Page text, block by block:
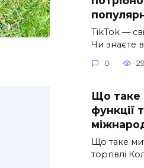
TikTok —
Чи знаєте
0 29
Що таке
функції
Що таке
торгівлі